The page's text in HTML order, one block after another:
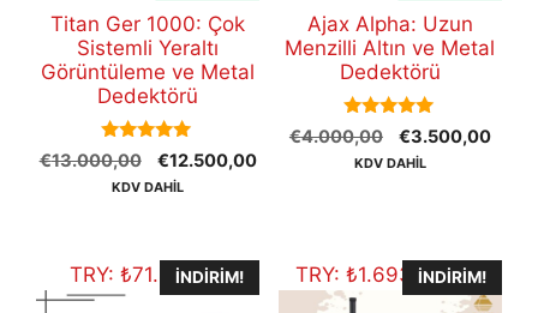
Titan Ger 1000: Çok
Sistemli Yeraltı
Görüntüleme ve Metal
Dedektörü
5.00
out of 5
€13.000,00
Orijinal
fiyat:
€12.500,00Şu
KDV DAHİL
Ajax Alpha: Uzun
Menzilli Altın ve Metal
Dedektörü
5.00
out of 5
€4.000,00
Orijinal
fiyat:
€3.500,00Şu
KDV DAHİL
TRY: ₺71.485,70
İNDIRIM! TRY:₺1.693.661,20
İNDIRIM!